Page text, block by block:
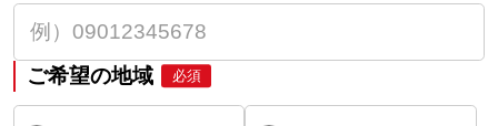
ご希望の地域 必須